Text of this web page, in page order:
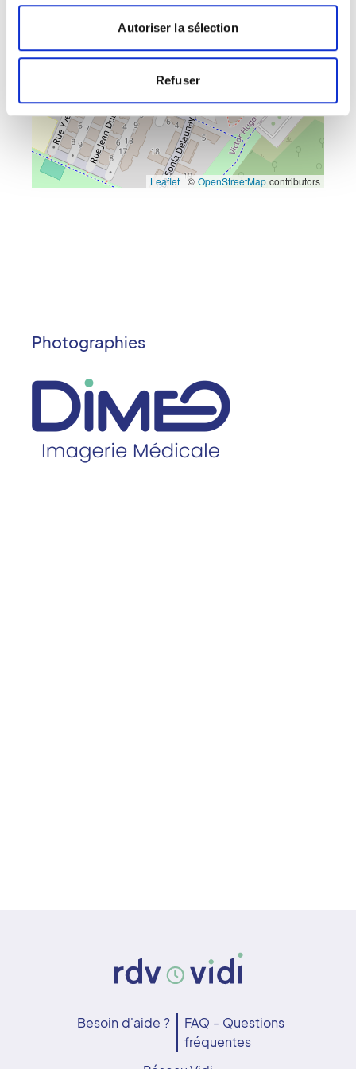
Autoriser la sélection
Refuser
Leaflet |©OpenStreetMap contributors
Photographies
Besoin d'aide ?
FAQ - Questions
fréquentes